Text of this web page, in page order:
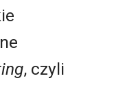
, czyli